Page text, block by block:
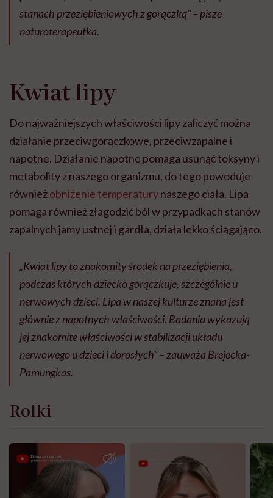
stanach przeziębieniowych z gorączką” – pisze
naturoterapeutka.
Kwiat lipy
Do najważniejszych właściwości lipy zaliczyć można
działanie przeciwgorączkowe, przeciwzapalne i
napotne. Działanie napotne pomaga usunąć toksyny i
metabolity z naszego organizmu, do tego powoduje
równieżobniżenie temperaturynaszego ciała. Lipa
pomaga również złagodzić ból w przypadkach stanów
zapalnych jamy ustnej i gardła, działa lekko ściągająco.
„Kwiat lipy to znakomity środek na przeziębienia,
podczas których dziecko gorączkuje, szczególnie u
nerwowych dzieci. Lipa w naszej kulturze znana jest
głównie z napotnych właściwości. Badania wykazują
jej znakomite właściwości w stabilizacji układu
nerwowego u dzieci i dorosłych” – zauważa Brejecka-
Pamungkas.
Rolki